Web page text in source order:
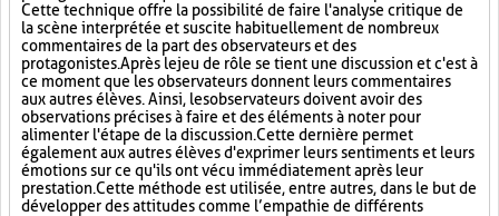
Cette technique offre la possibilité de faire l'analyse critique de
la scène interprétée et suscite habituellement de nombreux
commentaires de la part des observateurs et des
protagonistes. Après le jeu de rôle se tient une discussion et c'est à
ce moment que les observateurs donnent leurs commentaires
aux autres élèves. Ainsi, les observateurs doivent avoir des
observations précises à faire et des éléments à noter pour
alimenter l'étape de la discussion. Cette dernière permet
également aux autres élèves d'exprimer leurs sentiments et leurs
émotions sur ce qu'ils ont vécu immédiatement après leur
prestation. Cette méthode est utilisée, entre autres, dans le but de
développer des attitudes comme l’empathie de différents